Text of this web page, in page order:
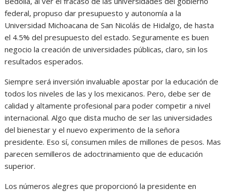
federal, propuso dar presupuesto y autonomía a la
Universidad Michoacana de San Nicolás de Hidalgo, de hasta
el 4.5% del presupuesto del estado. Seguramente es buen
negocio la creación de universidades públicas, claro, sin los
resultados esperados.
Siempre será inversión invaluable apostar por la educación de
todos los niveles de las y los mexicanos. Pero, debe ser de
calidad y altamente profesional para poder competir a nivel
internacional. Algo que dista mucho de ser las universidades
del bienestar y el nuevo experimento de la señora
presidente. Eso sí, consumen miles de millones de pesos. Mas
parecen semilleros de adoctrinamiento que de educación
superior.
Los números alegres que proporcionó la presidente en